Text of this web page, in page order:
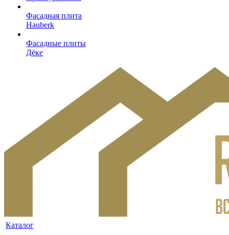
Фасадная плита
Hauberk
Фасадные плиты
Дёке
Каталог